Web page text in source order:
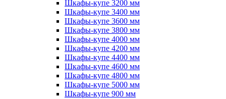
Шкафы-купе 3200 мм
Шкафы-купе 3400 мм
Шкафы-купе 3600 мм
Шкафы-купе 3800 мм
Шкафы-купе 4000 мм
Шкафы-купе 4200 мм
Шкафы-купе 4400 мм
Шкафы-купе 4600 мм
Шкафы-купе 4800 мм
Шкафы-купе 5000 мм
Шкафы-купе 900 мм